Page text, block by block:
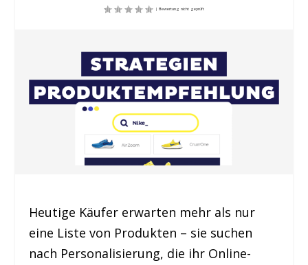
Heutige Käufer erwarten mehr als nur
eine Liste von Produkten – sie suchen
nach Personalisierung, die ihr Online-